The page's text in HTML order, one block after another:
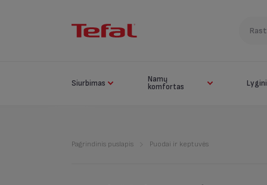
Siurbimas
Namų
komfortas
Pagrindinis puslapis Puodai ir keptuvės